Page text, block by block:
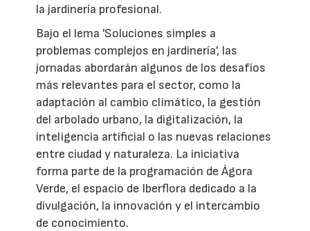
la jardinería profesional.
Bajo el lema 'Soluciones simples a
problemas complejos en jardinería', las
jornadas abordarán algunos de los desafíos
más relevantes para el sector, como la
adaptación al cambio climático, la gestión
del arbolado urbano, la digitalización, la
inteligencia artificial o las nuevas relaciones
entre ciudad y naturaleza. La iniciativa
forma parte de la programación de Ágora
Verde, el espacio de Iberflora dedicado a la
divulgación, la innovación y el intercambio
de conocimiento.